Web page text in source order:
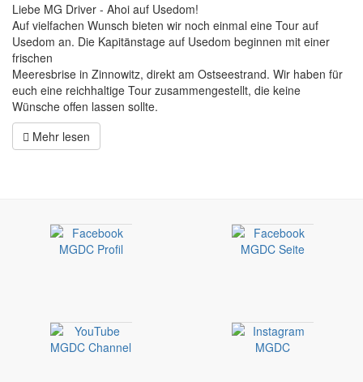
Liebe MG Driver - Ahoi auf Usedom!
Auf vielfachen Wunsch bieten wir noch einmal eine Tour auf
Usedom an. Die Kapitänstage auf Usedom beginnen mit einer
frischen
Meeresbrise in Zinnowitz, direkt am Ostseestrand. Wir haben für
euch eine reichhaltige Tour zusammengestellt, die keine
Wünsche offen lassen sollte.
Mehr lesen